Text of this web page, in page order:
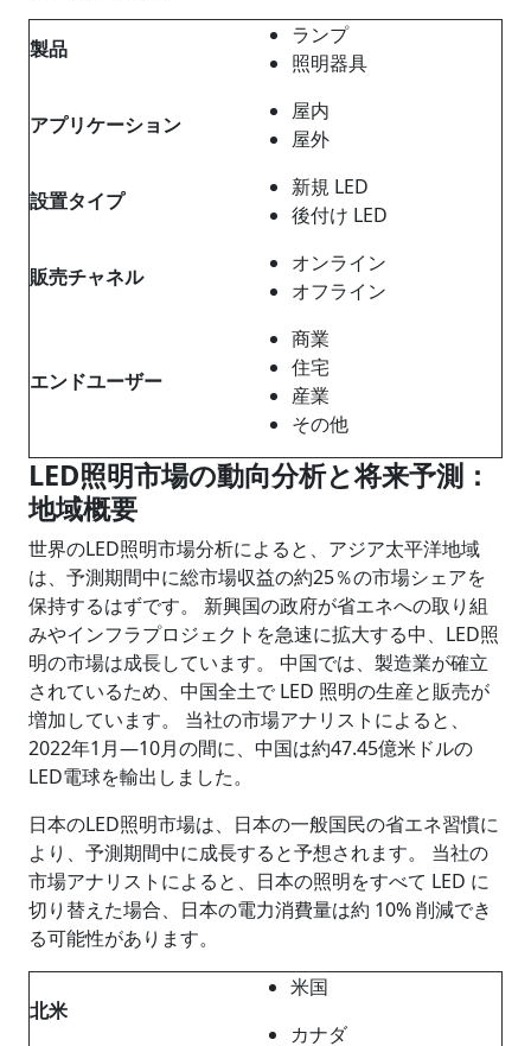
製品
ランプ
照明器具
アプリケーション
屋内
屋外
設置タイプ
新規 LED
後付け LED
販売チャネル
オンライン
オフライン
エンドユーザー
商業
住宅
産業
その他
LED照明市場の動向分析と将来予測：
地域概要
世界のLED照明市場分析によると、アジア太平洋地域
は、予測期間中に総市場収益の約25％の市場シェアを
保持するはずです。 新興国の政府が省エネへの取り組
みやインフラプロジェクトを急速に拡大する中、LED照
明の市場は成長しています。 中国では、製造業が確立
されているため、中国全土で LED 照明の生産と販売が
増加しています。 当社の市場アナリストによると、
2022年1月―10月の間に、中国は約47.45億米ドルの
LED電球を輸出しました。
日本のLED照明市場は、日本の一般国民の省エネ習慣に
より、予測期間中に成長すると予想されます。 当社の
市場アナリストによると、日本の照明をすべて LED に
切り替えた場合、日本の電力消費量は約 10% 削減でき
る可能性があります。
北米
米国
カナダ